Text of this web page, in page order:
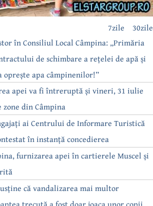
30zile
7zile
în Consiliul Local Câmpina: „Primăria
de schimbare a rețelei de apă și
oprește apa câmpinenilor!”
apei va fi întreruptă și vineri, 31 iulie
din Câmpina
ai Centrului de Informare Turistică
în instanță concedierea
furnizarea apei în cartierele Muscel și
că vandalizarea mai multor